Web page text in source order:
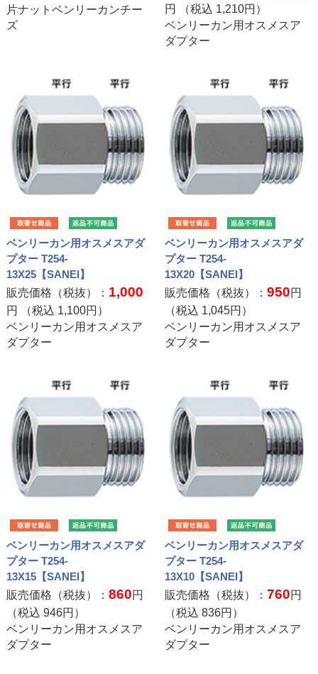
片ナットベンリーカンチー
ズ
円 （税込 1,210円）
ベンリーカン用オスメスア
ダプター
ベンリーカン用オスメスアダ
プター T254-
13X25【SANEI】
販売価格（税抜）： 1,000
円 （税込 1,100円）
ベンリーカン用オスメスア
ダプター
ベンリーカン用オスメスアダ
プター T254-
13X20【SANEI】
販売価格（税抜）：950円
（税込 1,045円）
ベンリーカン用オスメスア
ダプター
ベンリーカン用オスメスアダ
プター T254-
13X15【SANEI】
販売価格（税抜）： 860円
（税込 946円）
ベンリーカン用オスメスア
ダプター
ベンリーカン用オスメスアダ
プター T254-
13X10【SANEI】
販売価格（税抜）：760円
（税込836円）
ベンリーカン用オスメスア
ダプター